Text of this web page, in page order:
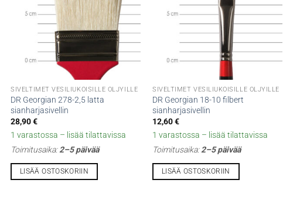
SIVELTIMET VESILIUKOISILLE ÖLJYILLE
DR Georgian 278-2,5 latta
sianharjasivellin
28,90€
1 varastossa – lisää tilattavissa
Toimitusaika:2–5 päivää
LISÄÄ OSTOSKORIIN
SIVELTIMET VESILIUKOISILLE ÖLJYILLE
DR Georgian 18-10 filbert
sianharjasivellin
12,60€
1 varastossa – lisää tilattavissa
Toimitusaika:2–5 päivää
LISÄÄ OSTOSKORIIN